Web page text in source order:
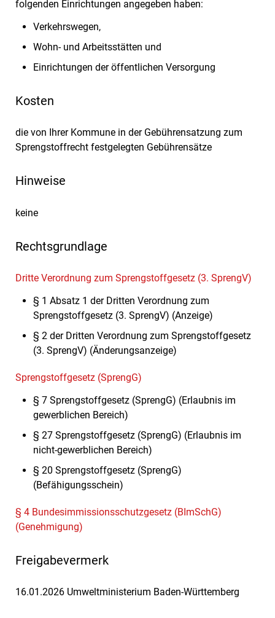
folgenden Einrichtungen angegeben haben:
Verkehrswegen,
Wohn- und Arbeitsstätten und
Einrichtungen der öffentlichen Versorgung
Kosten
die von Ihrer Kommune in der Gebührensatzung zum
Sprengstoffrecht festgelegten Gebührensätze
Hinweise
keine
Rechtsgrundlage
Dritte Verordnung zum Sprengstoffgesetz (3. SprengV)
§ 1 Absatz 1 der Dritten Verordnung zum
Sprengstoffgesetz (3. SprengV) (Anzeige)
§ 2 der Dritten Verordnung zum Sprengstoffgesetz
(3. SprengV) (Änderungsanzeige)
Sprengstoffgesetz (SprengG)
§ 7 Sprengstoffgesetz (SprengG) (Erlaubnis im
gewerblichen Bereich)
§ 27 Sprengstoffgesetz (SprengG) (Erlaubnis im
nicht-gewerblichen Bereich)
§ 20 Sprengstoffgesetz (SprengG)
(Befähigungsschein)
§ 4 Bundesimmissionsschutzgesetz (BImSchG)
(Genehmigung)
Freigabevermerk
16.01.2026 Umweltministerium Baden-Württemberg